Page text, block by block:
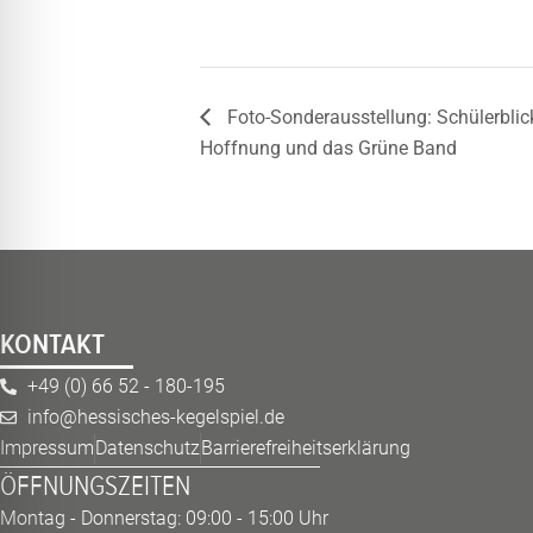
Foto-Sonderausstellung:
Hoffnung und das Grüne Band
KONTAKT
+49 (0) 66 52 - 180-195
info@hessisches-kegelspiel.de
Impressum DatenschutzBarrierefreiheitserklärung
ÖFFNUNGSZEITEN
Montag - Donnerstag: 09:00 - 15:00 Uhr